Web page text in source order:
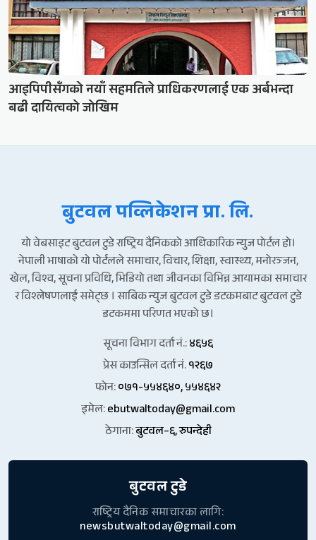
आइपिपीसँगको नयाँ सहमतिले प्राधिकरणलाई एक अर्बभन्दा
बढी दायित्वको जोखिम
बुटवल पव्लिकेशन प्रा. लि.
यो वेबसाइट बुटवल टुडे राष्ट्रिय दैनिकको आधिकारिक न्युज पोर्टल हो।
नेपाली भाषाको यो पोर्टलले समाचार, विचार, शिक्षा, स्वास्थ्य, मनोरञ्जन,
खेल, विश्व, सूचना प्रविधि, भिडियो तथा जीवनका विभिन्न आयामका समाचार
र विश्लेषणलाई समेट्छ । साबिक न्युज बुटवल टुडे डटकमबाट बुटवल टुडे
डटकममा परिणत भएको छ।
सूचना विभाग दर्ता नं.:४६५६
प्रेस काउन्सिल दर्ता नं.१२६७
फोन:०७१-५५४६४०, ५५४६४२
इमेल:ebutwaltoday@gmail.com
ठेगाना:बुटवल–६, रुपन्देही
बुटवल टुडे
राष्ट्रिय दैनिक समाचारका लागि:
newsbutwaltoday@gmail.com